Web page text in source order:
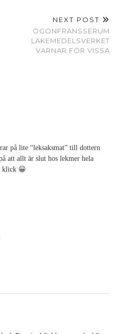
NEXT POST
ÖGONFRANSSERUM
LÄKEMEDELSVERKET
VARNAR FÖR VISSA
på lite “leksaksmat” till dottern
att allt är slut hos lekmer hela
klick 😀